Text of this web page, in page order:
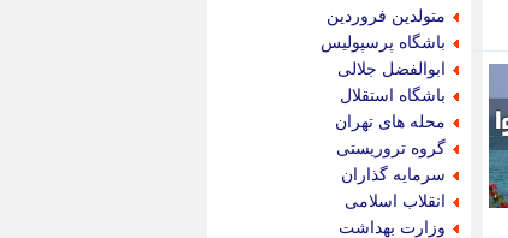
متولدین فروردین
باشگاه پرسپولیس
ابوالفضل جلالی
باشگاه استقلال
محله های تهران
گروه تروریستی
سرمایه گذاران
انقلاب اسلامی
وزارت بهداشت